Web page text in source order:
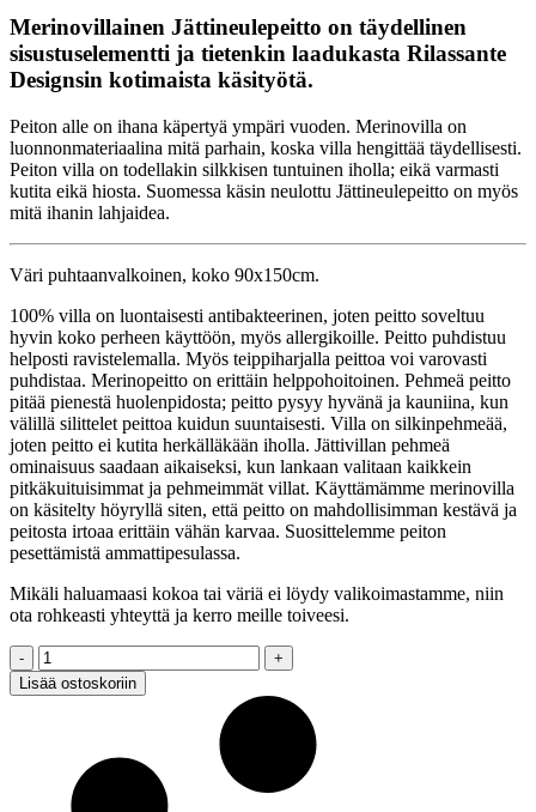
Merinovillainen Jättineulepeitto on täydellinen
sisustuselementti ja tietenkin laadukasta Rilassante
Designsin kotimaista käsityötä.
Peiton alle on ihana käpertyä ympäri vuoden. Merinovilla on
luonnonmateriaalina mitä parhain, koska villa hengittää täydellisesti.
Peiton villa on todellakin silkkisen tuntuinen iholla; eikä varmasti
kutita eikä hiosta. Suomessa käsin neulottu Jättineulepeitto on myös
mitä ihanin lahjaidea.
Väri puhtaanvalkoinen, koko 90x150cm.
100% villa on luontaisesti antibakteerinen, joten peitto soveltuu
hyvin koko perheen käyttöön, myös allergikoille. Peitto puhdistuu
helposti ravistelemalla. Myös teippiharjalla peittoa voi varovasti
puhdistaa. Merinopeitto on erittäin helppohoitoinen. Pehmeä peitto
pitää pienestä huolenpidosta; peitto pysyy hyvänä ja kauniina, kun
välillä silittelet peittoa kuidun suuntaisesti. Villa on silkinpehmeää,
joten peitto ei kutita herkälläkään iholla. Jättivillan pehmeä
ominaisuus saadaan aikaiseksi, kun lankaan valitaan kaikkein
pitkäkuituisimmat ja pehmeimmät villat. Käyttämämme merinovilla
on käsitelty höyryllä siten, että peitto on mahdollisimman kestävä ja
peitosta irtoaa erittäin vähän karvaa. Suosittelemme peiton
pesettämistä ammattipesulassa.
Mikäli haluamaasi kokoa tai väriä ei löydy valikoimastamme, niin
ota rohkeasti yhteyttä ja kerro meille toiveesi.
Jättineulepeitto,
MERINO
XXL,
Lisää ostoskoriin